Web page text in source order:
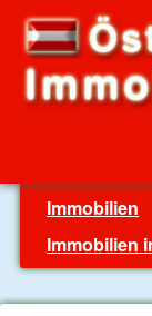
Immobilien
Immobilien